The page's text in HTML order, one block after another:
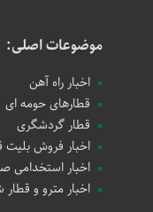
موضوعات اصلی:
اخبار راه آهن
قطارهای حومه ای
قطار گردشگری
اخبار فروش بلیت
اخبار استخدامی
اخبار مترو و